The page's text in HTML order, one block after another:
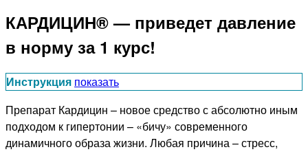
КАРДИЦИН® — приведет давление
в норму за 1 курс!
Инструкция показать
Препарат Кардицин – новое средство с абсолютно иным
подходом к гипертонии – «бичу» современного
динамичного образа жизни. Любая причина – стресс,